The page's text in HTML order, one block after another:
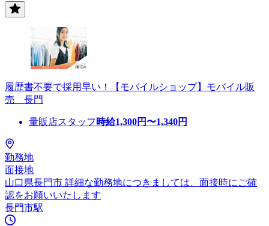
履歴書不要で採用早い！【モバイルショップ】モバイル販
売 長門
量販店スタッフ 時給1,300円〜1,340円
勤務地
面接地
山口県長門市 詳細な勤務地につきましては、面接時にご確
認をお願いいたします
長門市駅